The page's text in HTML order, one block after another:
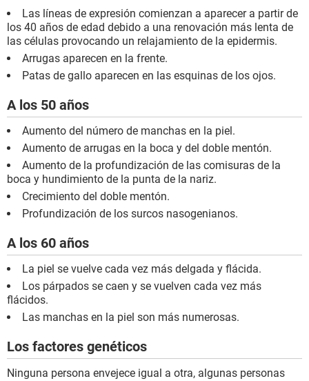
Las líneas de expresión comienzan a aparecer a partir de
los 40 años de edad debido a una renovación más lenta de
las células provocando un relajamiento de la epidermis.
Arrugas aparecen en la frente.
Patas de gallo aparecen en las esquinas de los ojos.
A los 50 años
Aumento del número de manchas en la piel.
Aumento de arrugas en la boca y del doble mentón.
Aumento de la profundización de las comisuras de la
boca y hundimiento de la punta de la nariz.
Crecimiento del doble mentón.
Profundización de los surcos nasogenianos.
A los 60 años
La piel se vuelve cada vez más delgada y flácida.
Los párpados se caen y se vuelven cada vez más
flácidos.
Las manchas en la piel son más numerosas.
Los factores genéticos
Ninguna persona envejece igual a otra, algunas personas